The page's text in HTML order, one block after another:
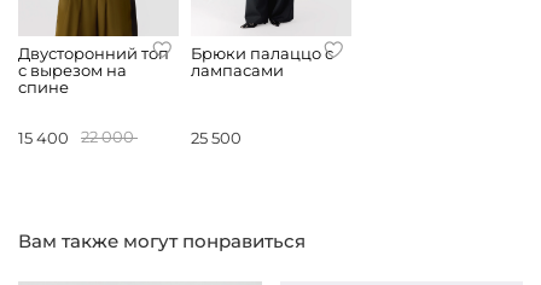
Двусторонний топ
с вырезом на
спине
15 400 22 000
Брюки палаццо с
лампасами
25 500
Вам также могут понравиться